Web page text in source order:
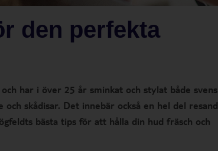
den perfekta
har i över 25 år sminkat och stylat både
skådisar. Det innebär också en hel del
bästa tips för att hålla din hud fräsch och